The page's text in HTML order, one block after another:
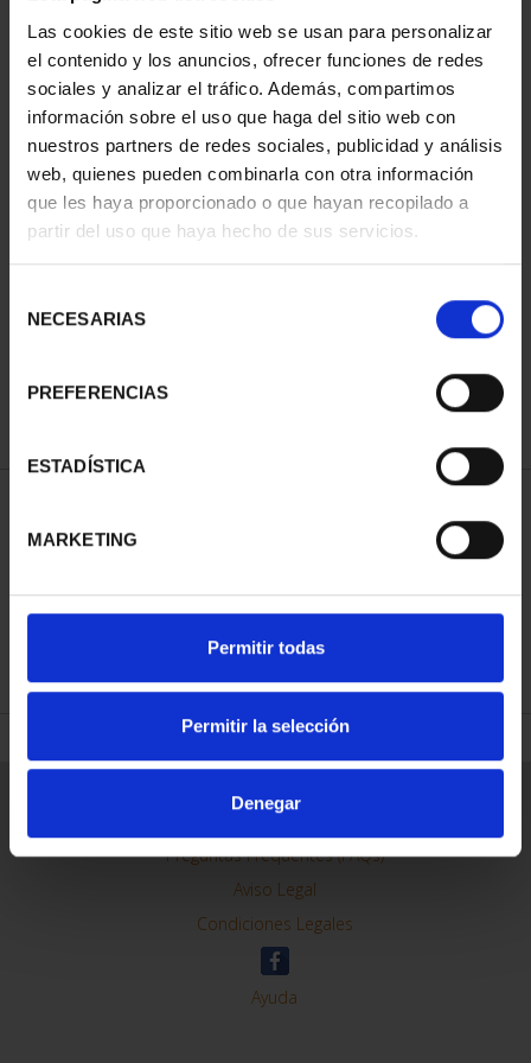
Las cookies de este sitio web se usan para personalizar
el contenido y los anuncios, ofrecer funciones de redes
sociales y analizar el tráfico. Además, compartimos
información sobre el uso que haga del sitio web con
nuestros partners de redes sociales, publicidad y análisis
web, quienes pueden combinarla con otra información
que les haya proporcionado o que hayan recopilado a
partir del uso que haya hecho de sus servicios.
NECESARIAS
PREFERENCIAS
ESTADÍSTICA
MARKETING
Permitir todas
Permitir la selección
Denegar
CIUDADES PATRIMONIO
DE LA HUMANIDAD
1.095,00 €
REFINAR
Información General
Contacto
Preguntas Frequentes (FAQs)
Aviso Legal
Condiciones Legales
Ayuda